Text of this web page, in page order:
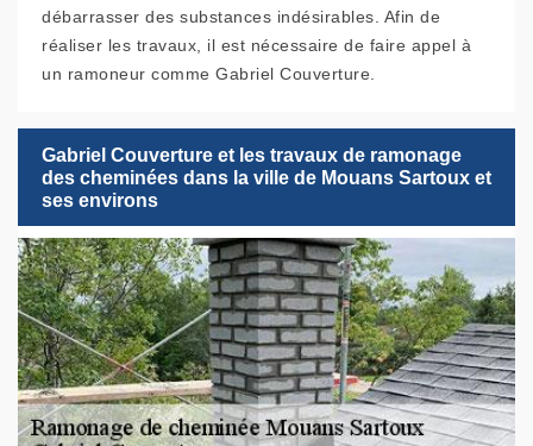
débarrasser des substances indésirables. Afin de
réaliser les travaux, il est nécessaire de faire appel à
un ramoneur comme Gabriel Couverture.
Gabriel Couverture et les travaux de ramonage
des cheminées dans la ville de Mouans Sartoux et
ses environs